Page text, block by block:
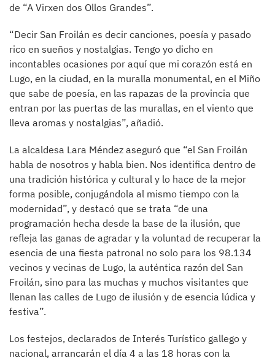
de “A Virxen dos Ollos Grandes”.
“Decir San Froilán es decir canciones, poesía y pasado
rico en sueños y nostalgias. Tengo yo dicho en
incontables ocasiones por aquí que mi corazón está en
Lugo, en la ciudad, en la muralla monumental, en el Miño
que sabe de poesía, en las rapazas de la provincia que
entran por las puertas de las murallas, en el viento que
lleva aromas y nostalgias”, añadió.
La alcaldesa Lara Méndez aseguró que “el San Froilán
habla de nosotros y habla bien. Nos identifica dentro de
una tradición histórica y cultural y lo hace de la mejor
forma posible, conjugándola al mismo tiempo con la
modernidad”, y destacó que se trata “de una
programación hecha desde la base de la ilusión, que
refleja las ganas de agradar y la voluntad de recuperar la
esencia de una fiesta patronal no solo para los 98.134
vecinos y vecinas de Lugo, la auténtica razón del San
Froilán, sino para las muchas y muchos visitantes que
llenan las calles de Lugo de ilusión y de esencia lúdica y
festiva”.
Los festejos, declarados de Interés Turístico gallego y
nacional, arrancarán el día 4 a las 18 horas con la